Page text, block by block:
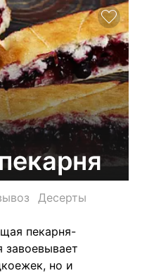
Десерты
пекарня-
завоевывает
но и